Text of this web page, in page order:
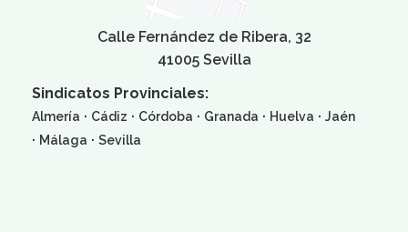
Calle Fernández de Ribera, 32
41005 Sevilla
Sindicatos Provinciales:
Almería · Cádiz · Córdoba · Granada · Huelva · Jaén
· Málaga · Sevilla